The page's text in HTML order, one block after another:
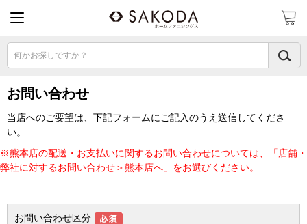
何かお探しですか？
お問い合わせ
当店へのご要望は、下記フォームにご記入のうえ送信してくださ
い。
※熊本店の配送・お支払いに関するお問い合わせについては、「店舗・
弊社に対するお問い合わせ＞熊本店へ」をお選びください。
お問い合わせ区分